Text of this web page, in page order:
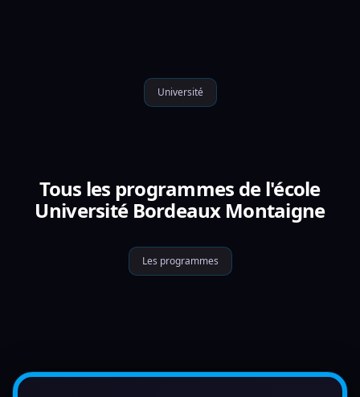
Université
Tous les programmes de l'école
Université Bordeaux Montaigne
Les programmes